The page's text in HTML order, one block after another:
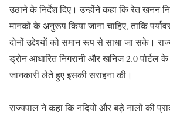
उठाने के निर्देश दिए। उन्होंने कहा कि रेत खनन
मानकों के अनुरूप किया जाना चाहिए, ताकि
दोनों उद्देश्यों को समान रूप से साधा जा सके।
ड्रोन आधारित निगरानी और खनिज 2.0 पोर्टल के
जानकारी लेते हुए इसकी सराहना की।
राज्यपाल ने कहा कि नदियों और बड़े नालों की